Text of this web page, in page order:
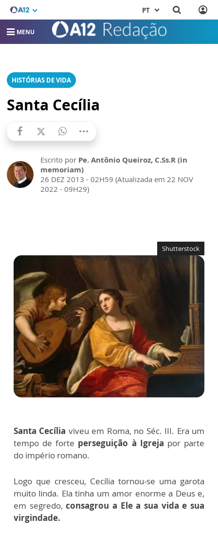
PT
MENU
HISTÓRIAS DE VIDA
Santa Cecília
Escrito por Pe. Antônio Queiroz, C.Ss.R (in
memoriam)
26 DEZ 2013 - 02H59 (Atualizada em 22 NOV
2022 - 09H29)
Shutterstock
Santa Cecília viveu em Roma, no Séc. III. Era um
tempo de forte perseguição à Igreja por parte
do império romano.
Logo que cresceu, Cecília tornou-se uma garota
muito linda. Ela tinha um amor enorme a Deus e,
em segredo,consagrou a Ele a sua vida e sua
virgindade.